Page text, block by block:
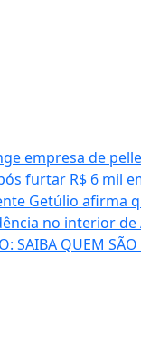
empresa de
furtar R$ 6 mil
Getúlio afirma
no interior de
SAIBA QUEM